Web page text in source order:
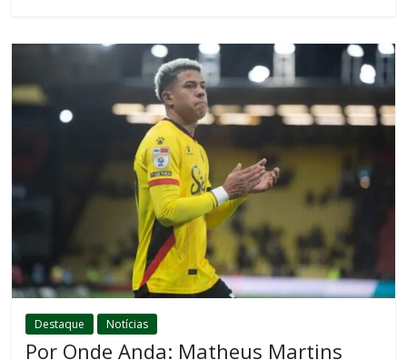
Destaque Notícias
Por Onde Anda: Matheus Martins